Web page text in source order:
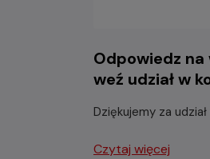
Odpowiedz
weź udział w
Dziękujemy za
Czytaj więcej